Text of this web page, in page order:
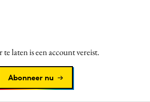
laten is een account vereist.
Abonneer nu